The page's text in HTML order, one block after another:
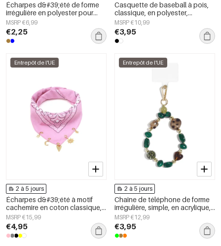
Écharpes d&#39;été de forme
irrégulière en polyester pour
tous les jours, accessoires du
quotidien
MSRP €6,99
€2,25
Casquette de baseball à pois,
classique, en polyester,
accessoire du quotidien
MSRP €10,99
€3,95
Entrepôt de l'UE
2 à 5 jours
Écharpes d&#39;été à motif
cachemire en coton classique,
accessoires du quotidien
MSRP €15,99
€4,95
Entrepôt de l'UE
2 à 5 jours
Chaîne de téléphone de forme
irrégulière, simple, en acrylique,
accessoire du quotidien
MSRP €12,99
€3,95